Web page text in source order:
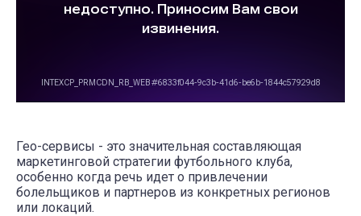
Гео-сервисы - это значительная составляющая
маркетинговой стратегии футбольного клуба,
особенно когда речь идет о привлечении
болельщиков и партнеров из конкретных регионов
или локаций.